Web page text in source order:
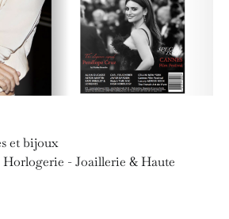
et bijoux
- Joaillerie & Haute